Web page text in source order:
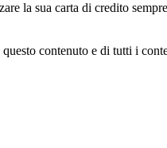
la sua carta di credito
contenuto e di tutti i